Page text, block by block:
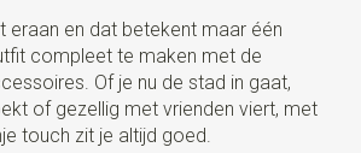
eraan en dat betekent maar één
compleet te maken met de
Of je nu de stad in gaat,
of gezellig met vrienden viert, met
touch zit je altijd goed.